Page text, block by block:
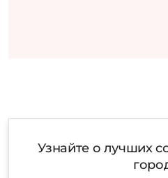
Узнайте о лучших